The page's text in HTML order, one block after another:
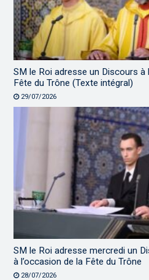
SM le Roi adresse un Discours à
Fête du Trône (Texte intégral)
29/07/2026
SM le Roi adresse mercredi un
à l’occasion de la Fête du Trône
28/07/2026